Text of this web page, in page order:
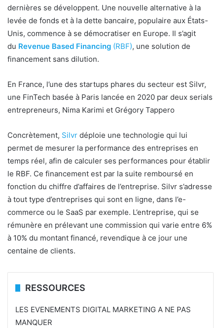
dernières se développent. Une nouvelle alternative à la
levée de fonds et à la dette bancaire, populaire aux États-
Unis, commence à se démocratiser en Europe. Il s’agit
du Revenue Based Financing (RBF), une solution de
financement sans dilution.
En France, l’une des startups phares du secteur est Silvr,
une FinTech basée à Paris lancée en 2020 par deux serials
entrepreneurs, Nima Karimi et Grégory Tappero
Concrètement, Silvr déploie une technologie qui lui
permet de mesurer la performance des entreprises en
temps réel, afin de calculer ses performances pour établir
le RBF. Ce financement est par la suite remboursé en
fonction du chiffre d’affaires de l’entreprise. Silvr s’adresse
à tout type d’entreprises qui sont en ligne, dans l’e-
commerce ou le SaaS par exemple. L’entreprise, qui se
rémunère en prélevant une commission qui varie entre 6%
à 10% du montant financé, revendique à ce jour une
centaine de clients.
RESSOURCES
LES EVENEMENTS DIGITAL MARKETING A NE PAS
MANQUER